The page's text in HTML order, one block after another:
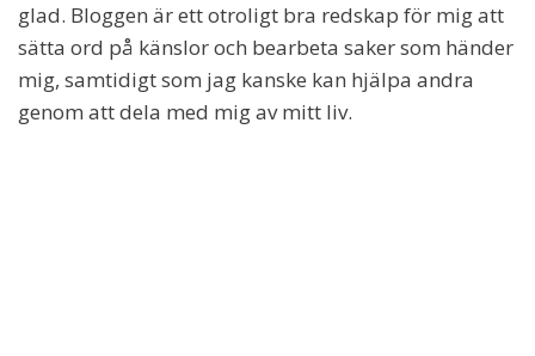
glad. Bloggen är ett otroligt bra redskap för mig att
sätta ord på känslor och bearbeta saker som händer
mig, samtidigt som jag kanske kan hjälpa andra
genom att dela med mig av mitt liv.